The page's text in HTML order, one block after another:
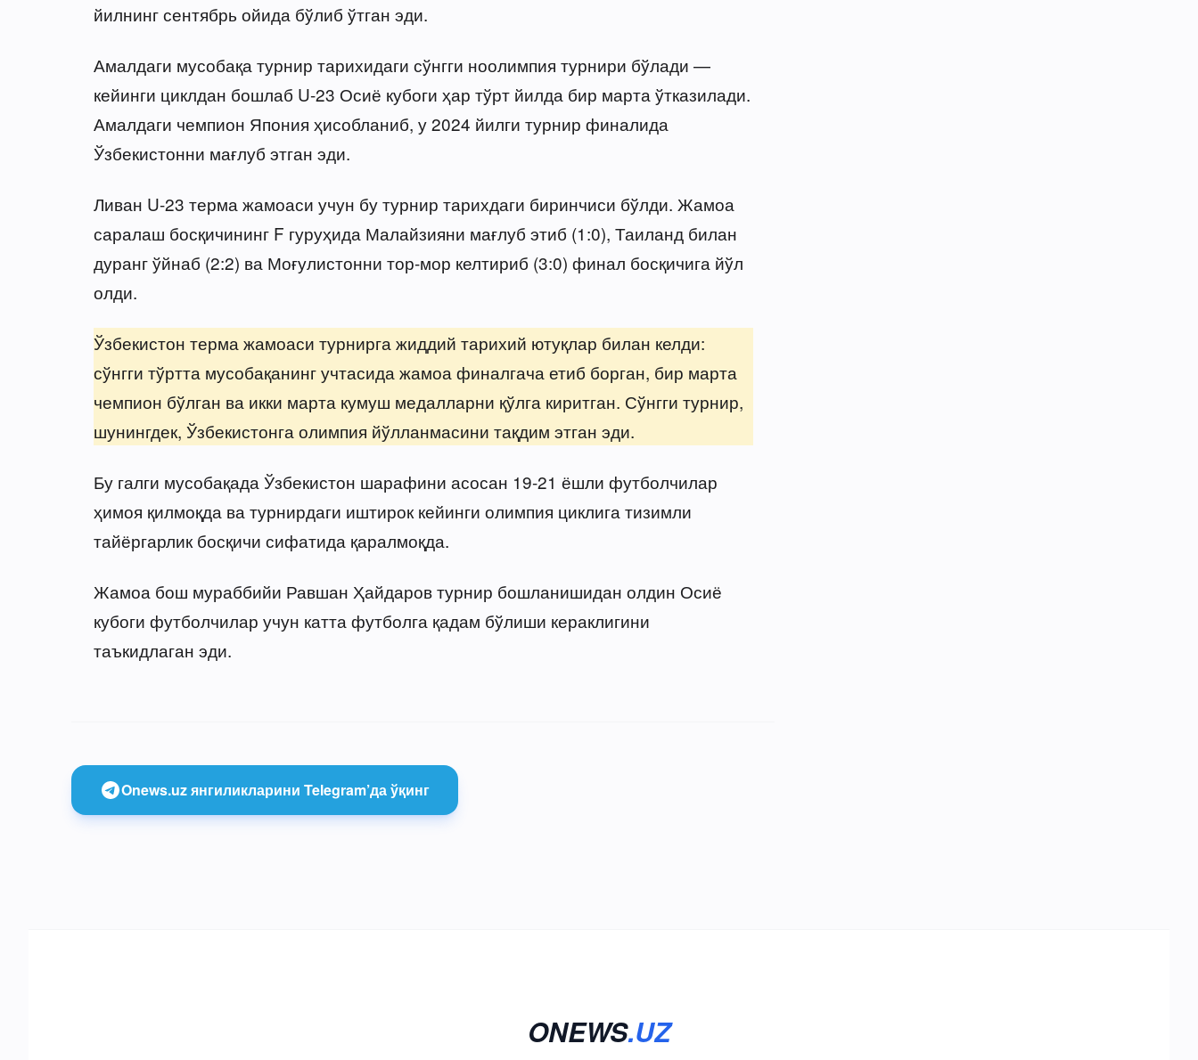
йилнинг сентябрь ойида бўлиб ўтган эди.
Амалдаги мусобақа турнир тарихидаги сўнгги ноолимпия турнири бўлади —
кейинги циклдан бошлаб U-23 Осиё кубоги ҳар тўрт йилда бир марта ўтказилади.
Амалдаги чемпион Япония ҳисобланиб, у 2024 йилги турнир финалида
Ўзбекистонни мағлуб этган эди.
Ливан U-23 терма жамоаси учун бу турнир тарихдаги биринчиси бўлди. Жамоа
саралаш босқичининг F гуруҳида Малайзияни мағлуб этиб (1:0), Таиланд билан
дуранг ўйнаб (2:2) ва Моғулистонни тор-мор келтириб (3:0) финал босқичига йўл
олди.
Ўзбекистон терма жамоаси турнирга жиддий тарихий ютуқлар билан келди:
сўнгги тўртта мусобақанинг учтасида жамоа финалгача етиб борган, бир марта
чемпион бўлган ва икки марта кумуш медалларни қўлга киритган. Сўнгги турнир,
шунингдек, Ўзбекистонга олимпия йўлланмасини тақдим этган эди.
Бу галги мусобақада Ўзбекистон шарафини асосан 19-21 ёшли футболчилар
ҳимоя қилмоқда ва турнирдаги иштирок кейинги олимпия циклига тизимли
тайёргарлик босқичи сифатида қаралмоқда.
Жамоа бош мураббийи Равшан Ҳайдаров турнир бошланишидан олдин Осиё
кубоги футболчилар учун катта футболга қадам бўлиши кераклигини
таъкидлаган эди.
Onews.uz янгиликларини Telegram’да ўқинг
ONEWS.UZ